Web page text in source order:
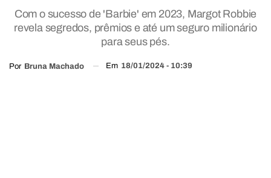
Com o sucesso de 'Barbie' em 2023, Margot Robbie
revela segredos, prêmios e até um seguro milionário
para seus pés.
Por Bruna Machado Em 18/01/2024 - 10:39